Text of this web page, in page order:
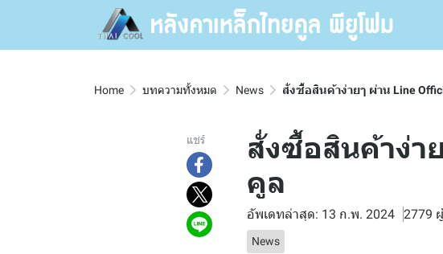
Home บทความทั้งหมด News สั่งซื้อสินค้าง่ายๆ ผ่าน Line
แชร์
สั่งซื้อสินค้าง่า
คูล
อัพเดทล่าสุด: 13 ก.พ. 2024 2779
News